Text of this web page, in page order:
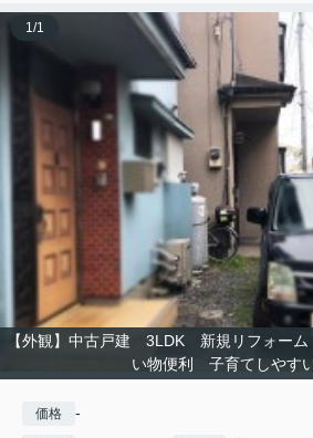
【外観】中古戸建 3LDK 新規リフォ
い物便利 子育てしやす
1/1
価格 -